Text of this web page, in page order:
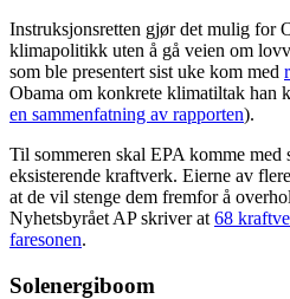
Instruksjonsretten gjør det mulig for
klimapolitikk uten å gå veien om
som ble presentert sist uke kom med
Obama om konkrete klimatiltak han
en sammenfatning av rapporten).
Til sommeren skal EPA komme med
eksisterende kraftverk. Eierne av
at de vil stenge dem fremfor å
Nyhetsbyrået AP skriver at 68
faresonen.
Solenergiboom